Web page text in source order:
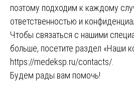
поэтому подходим к каждому
ответственностью и
Чтобы связаться с нашими
больше, посетите раздел «Наши
https://medeksp.ru/contacts/
Будем рады вам помочь!